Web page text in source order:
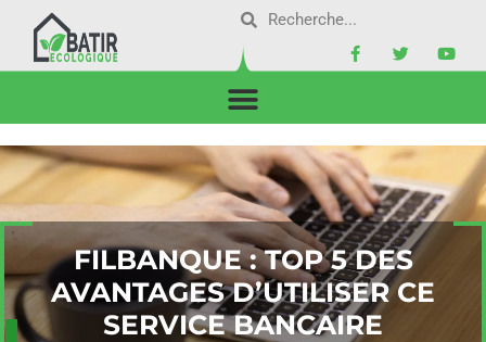
FILBANQUE : TOP 5 DES
AVANTAGES D’UTILISER CE
SERVICE BANCAIRE